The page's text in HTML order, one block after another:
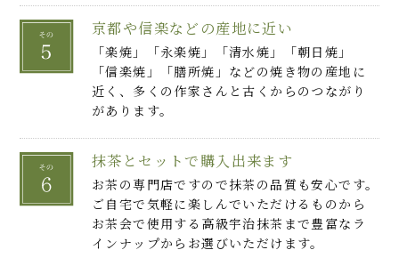
京都や信楽などの産地に近い
「楽焼」「永楽焼」「清水焼」「朝日焼」
「信楽焼」「膳所焼」などの焼き物の産地に
近く、多くの作家さんと古くからのつながり
があります。
抹茶とセットで購入出来ます
お茶の専門店ですので抹茶の品質も安心です。
ご自宅で気軽に楽しんでいただけるものから
お茶会で使用する高級宇治抹茶まで豊富なラ
インナップからお選びいただけます。